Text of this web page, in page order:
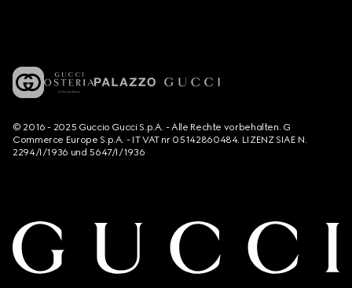
© 2016 - 2025 Guccio Gucci S.p.A. - Alle Rechte vorbehalten. G
Commerce Europe S.p.A. - IT VAT nr 05142860484. LIZENZ SIAE N.
2294/I/1936 und 5647/I/1936